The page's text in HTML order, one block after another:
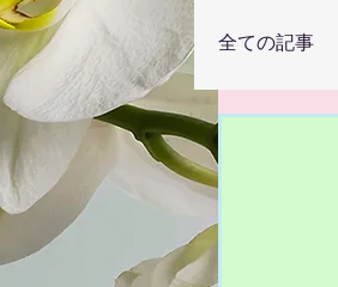
全ての記事